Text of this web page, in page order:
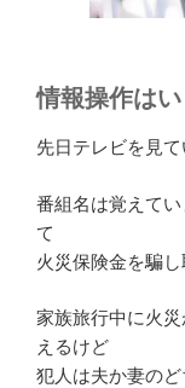
情報操作は
先日テレビを見
番組名は覚えて
て
火災保険金を騙し
家族旅行中に火
えるけど
犯人は夫か妻のど